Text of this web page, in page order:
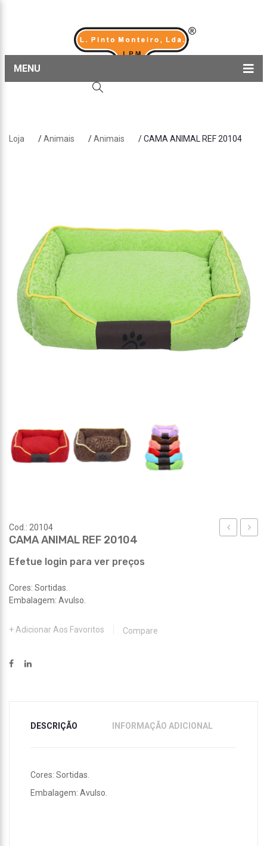
MENU
Sobre nós
Loja /Animais /Animais / CAMA ANIMAL REF 20104
Cod.: 20104
CAMA ANIMAL REF 20104
Efetue login para ver preços
Cores: Sortidas.
Embalagem: Avulso.
Adicionar Aos Favoritos Compare
DESCRIÇÃO INFORMAÇÃO ADICIONAL
Cores: Sortidas.
Embalagem: Avulso.